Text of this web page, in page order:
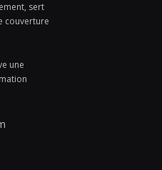
sert
couverture
une